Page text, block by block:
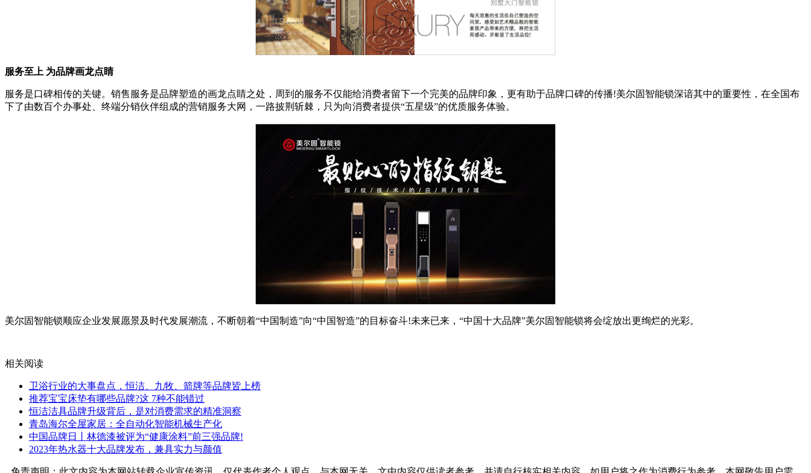
服务至上 为品牌画龙点睛
服务是口碑相传的关键。销售服务是品牌塑造的画龙点睛之处，周到的服务不仅能给消费者留下一个完美的品牌印象，更有助于品牌口碑的传播!美尔固智能锁深谙其中的重要性，在全国布
下了由数百个办事处、终端分销伙伴组成的营销服务大网，一路披荆斩棘，只为向消费者提供“五星级”的优质服务体验。
美尔固智能锁顺应企业发展愿景及时代发展潮流，不断朝着“中国制造”向“中国智造”的目标奋斗!未来已来，“中国十大品牌”美尔固智能锁将会绽放出更绚烂的光彩。
相关阅读
卫浴行业的大事盘点，恒洁、九牧、箭牌等品牌皆上榜
推荐宝宝床垫有哪些品牌?这 7种不能错过
恒洁洁具品牌升级背后，是对消费需求的精准洞察
青岛海尔全屋家居：全自动化智能机械生产化
中国品牌日丨林德漆被评为“健康涂料”前三强品牌!
​2023年热水器十大品牌发布，兼具实力与颜值